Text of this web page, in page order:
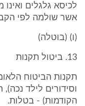
לכיסא גלגלים
אשר שולמה לפי
(ו) (בוטלה)
13. ביטול תקנות
תקנות הביטוח
הקודמות) - בטלות.